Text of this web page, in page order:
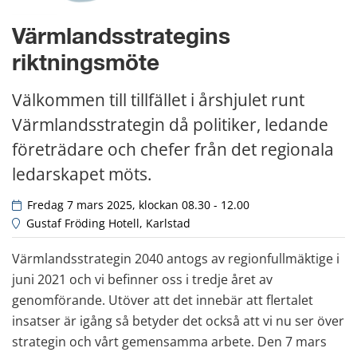
Värmlandsstrategins
riktningsmöte
Välkommen till tillfället i årshjulet runt
Värmlandsstrategin då politiker, ledande
företrädare och chefer från det regionala
ledarskapet möts.
Fredag 7 mars 2025, klockan 08.30 - 12.00
Gustaf Fröding Hotell, Karlstad
Värmlandsstrategin 2040 antogs av regionfullmäktige i
juni 2021 och vi befinner oss i tredje året av
genomförande. Utöver att det innebär att flertalet
insatser är igång så betyder det också att vi nu ser över
strategin och vårt gemensamma arbete. Den 7 mars